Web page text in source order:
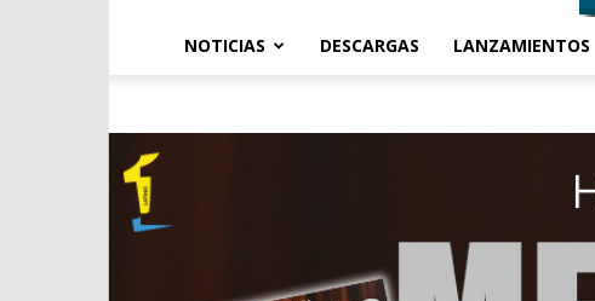
NOTICIAS DESCARGAS LANZAMIENTOS